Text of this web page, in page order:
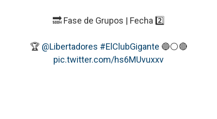
🔜 Fase de Grupos | Fecha 2️⃣
🏆 @Libertadores #ElClubGigante 🔵⚪️🔴
pic.twitter.com/hs6MUvuxxv